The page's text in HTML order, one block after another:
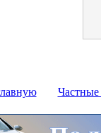
Частные